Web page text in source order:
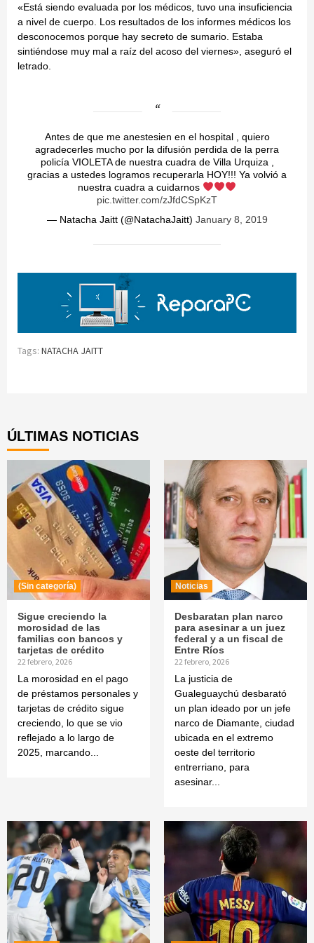
«Está siendo evaluada por los médicos, tuvo una insuficiencia
a nivel de cuerpo. Los resultados de los informes médicos los
desconocemos porque hay secreto de sumario. Estaba
sintiéndose muy mal a raíz del acoso del viernes», aseguró el
letrado.
Antes de que me anestesien en el hospital , quiero
agradecerles mucho por la difusión perdida de la perra
policía VIOLETA de nuestra cuadra de Villa Urquiza ,
gracias a ustedes logramos recuperarla HOY!!! Ya volvió a
nuestra cuadra a cuidarnos
pic.twitter.com/zJfdCSpKzT
— Natacha Jaitt (@NatachaJaitt) January 8, 2019
Tags: NATACHA JAITT
ÚLTIMAS NOTICIAS
(Sin categoría)
Sigue creciendo la
morosidad de las
familias con bancos y
tarjetas de crédito
22 febrero, 2026
La morosidad en el pago
de préstamos personales y
tarjetas de crédito sigue
creciendo, lo que se vio
reflejado a lo largo de
2025, marcando...
Noticias
Desbaratan plan narco
para asesinar a un juez
federal y a un fiscal de
Entre Ríos
22 febrero, 2026
La justicia de
Gualeguaychú desbarató
un plan ideado por un jefe
narco de Diamante, ciudad
ubicada en el extremo
oeste del territorio
entrerriano, para
asesinar...